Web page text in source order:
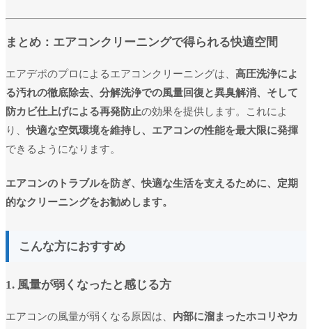
まとめ：エアコンクリーニングで得られる快適空間
エアデポのプロによるエアコンクリーニングは、 高圧洗浄によ
る汚れの徹底除去、分解洗浄での風量回復と異臭解消、そして
防カビ仕上げによる再発防止の効果を提供します。これによ
り、快適な空気環境を維持し、エアコンの性能を最大限に発揮
できるようになります。
エアコンのトラブルを防ぎ、快適な生活を支えるために、定期
的なクリーニングをお勧めします。
こんな方におすすめ
1. 風量が弱くなったと感じる方
エアコンの風量が弱くなる原因は、 内部に溜まったホコリやカ